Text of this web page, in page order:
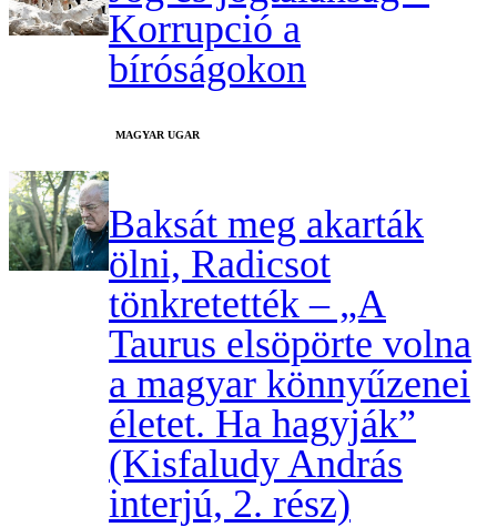
Korrupció a
bíróságokon
MAGYAR UGAR
Baksát meg akarták
ölni, Radicsot
tönkretették – „A
Taurus elsöpörte volna
a magyar könnyűzenei
életet. Ha hagyják”
(Kisfaludy András
interjú, 2. rész)